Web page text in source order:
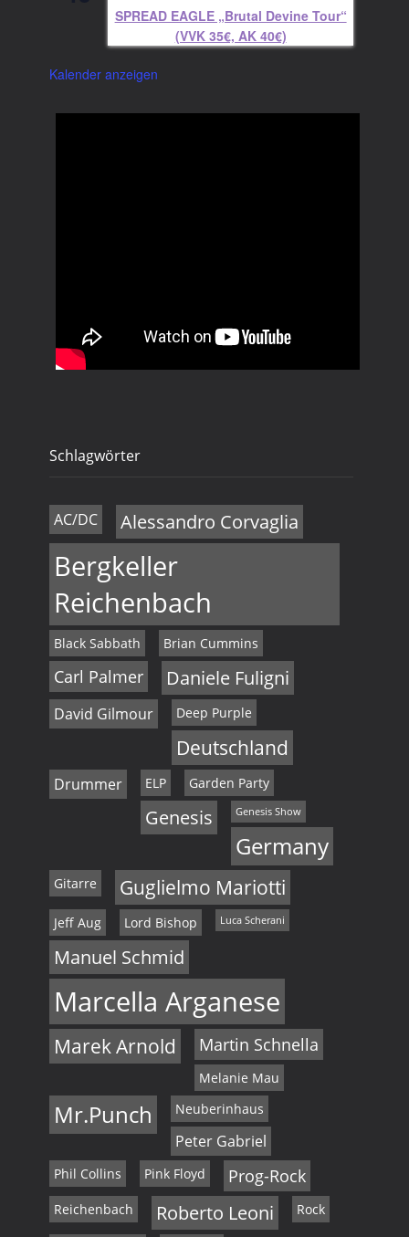
SPREAD EAGLE „Brutal Devine Tour“
(VVK 35€, AK 40€)
Kalender anzeigen
Schlagwörter
AC/DC Alessandro Corvaglia
Bergkeller
Reichenbach
Black Sabbath Brian Cummins
Carl Palmer Daniele Fuligni
David Gilmour Deep Purple
Deutschland
Drummer ELP Garden Party
Genesis Genesis Show
Germany
Gitarre Guglielmo Mariotti
Jeff Aug Lord Bishop Luca Scherani
Manuel Schmid
Marcella Arganese
Marek Arnold Martin Schnella
Melanie Mau
Mr.Punch Neuberinhaus
Peter Gabriel
Phil Collins Pink Floyd Prog-Rock
Reichenbach Roberto Leoni Rock